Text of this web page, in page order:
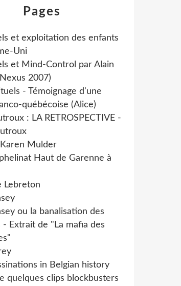
Pages
et exploitation des enfants
Uni
et Mind-Control par Alain
2007)
- Témoignage d'une
québécoise (Alice)
: LA RETROSPECTIVE -
Mulder
Haut de Garenne à
Lebreton
ou la banalisation des
- Extrait de "La mafia des
in Belgian history
quelques clips blockbusters